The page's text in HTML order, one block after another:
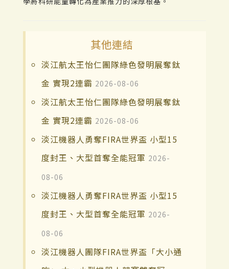
其他連結
淡江航太王怡仁團隊綠色發明展奪鈦
金 實現2連霸 2026-08-06
淡江航太王怡仁團隊綠色發明展奪鈦
金 實現2連霸 2026-08-06
淡江機器人勇奪FIRA世界盃 小型15
度封王、大型首奪全能冠軍 2026-
08-06
淡江機器人勇奪FIRA世界盃 小型15
度封王、大型首奪全能冠軍 2026-
08-06
淡江機器人團隊FIRA世界盃「大小通